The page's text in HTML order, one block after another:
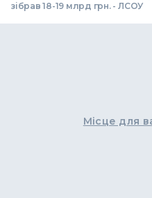
зібрав 18-19 млрд грн. - ЛСОУ
Місце для